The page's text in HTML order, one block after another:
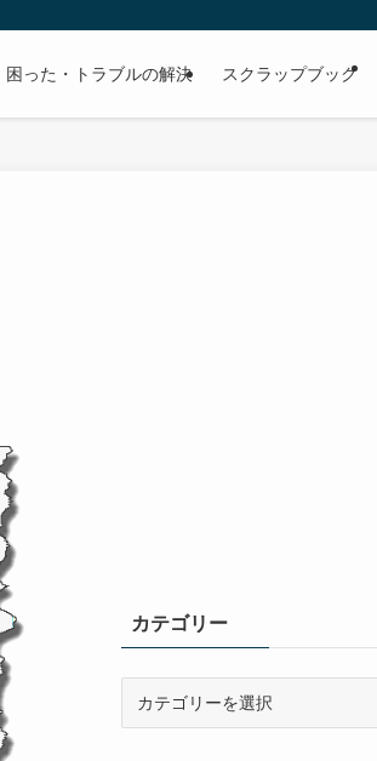
困った・トラブルの解決 スクラップブック
カテゴリー